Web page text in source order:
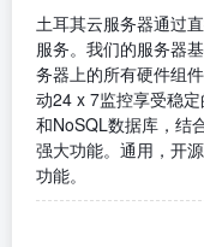
土耳其云服务器通过
服务。我们的服务器
务器上的所有硬件组
动24 x 7监控享受稳
和NoSQL数据库，结
强大功能。通用，开
功能。